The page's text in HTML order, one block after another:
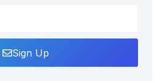
Sign Up